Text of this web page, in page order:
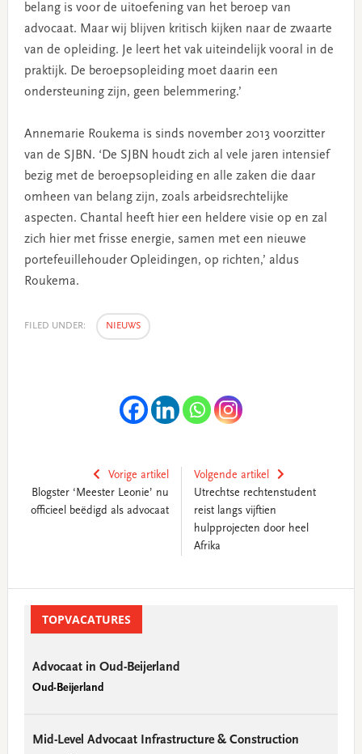
belang is voor de uitoefening van het beroep van
advocaat. Maar wij blijven kritisch kijken naar de zwaarte
van de opleiding. Je leert het vak uiteindelijk vooral in de
praktijk. De beroepsopleiding moet daarin een
ondersteuning zijn, geen belemmering.’
Annemarie Roukema is sinds november 2013 voorzitter
van de SJBN. ‘De SJBN houdt zich al vele jaren intensief
bezig met de beroepsopleiding en alle zaken die daar
omheen van belang zijn, zoals arbeidsrechtelijke
aspecten. Chantal heeft hier een heldere visie op en zal
zich hier met frisse energie, samen met een nieuwe
portefeuillehouder Opleidingen, op richten,’ aldus
Roukema.
FILED UNDER: NIEUWS
Vorige artikel
Blogster ‘Meester Leonie’ nu
officieel beëdigd als advocaat
Volgende artikel
Utrechtse rechtenstudent
reist langs vijftien
hulpprojecten door heel
Afrika
SidebarTOPVACATURES
Advocaat in Oud-Beijerland
Oud-Beijerland
Mid-Level Advocaat Infrastructure & Construction